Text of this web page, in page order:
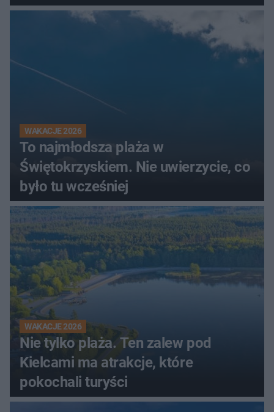
turystów
WAKACJE 2026
To najmłodsza plaża w
Świętokrzyskiem. Nie uwierzycie, co
było tu wcześniej
WAKACJE 2026
Nie tylko plaża. Ten zalew pod
Kielcami ma atrakcje, które
pokochali turyści